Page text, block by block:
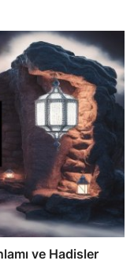
ve Hadisler